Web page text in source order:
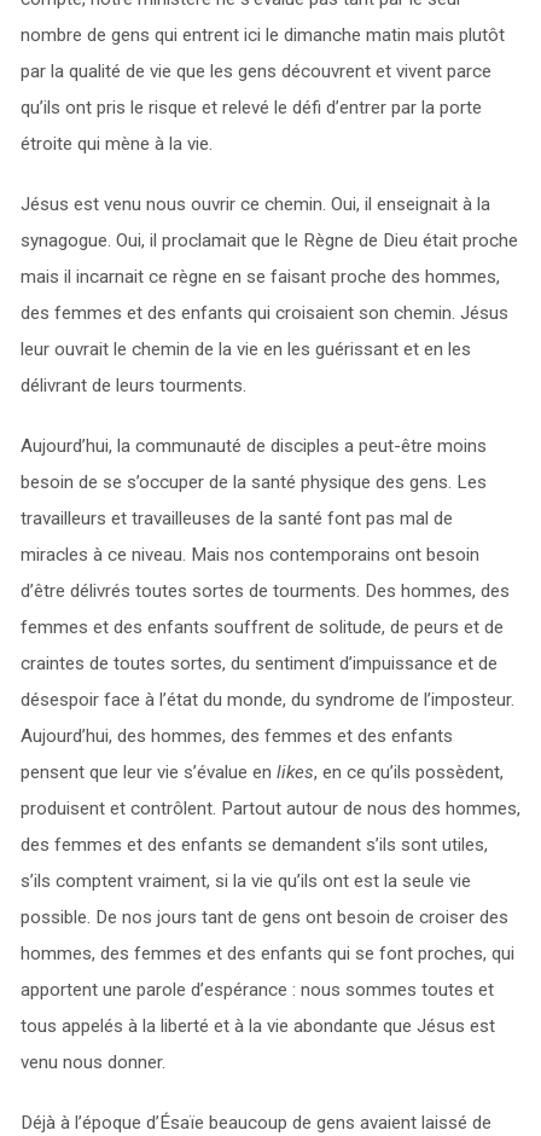
nombre de gens qui entrent ici le dimanche matin mais plutôt
par la qualité de vie que les gens découvrent et vivent parce
qu’ils ont pris le risque et relevé le défi d’entrer par la porte
étroite qui mène à la vie.
Jésus est venu nous ouvrir ce chemin. Oui, il enseignait à la
synagogue. Oui, il proclamait que le Règne de Dieu était proche
mais il incarnait ce règne en se faisant proche des hommes,
des femmes et des enfants qui croisaient son chemin. Jésus
leur ouvrait le chemin de la vie en les guérissant et en les
délivrant de leurs tourments.
Aujourd’hui, la communauté de disciples a peut-être moins
besoin de se s’occuper de la santé physique des gens. Les
travailleurs et travailleuses de la santé font pas mal de
miracles à ce niveau. Mais nos contemporains ont besoin
d’être délivrés toutes sortes de tourments. Des hommes, des
femmes et des enfants souffrent de solitude, de peurs et de
craintes de toutes sortes, du sentiment d’impuissance et de
désespoir face à l’état du monde, du syndrome de l’imposteur.
Aujourd’hui, des hommes, des femmes et des enfants
pensent que leur vie s’évalue en likes, en ce qu’ils possèdent,
produisent et contrôlent. Partout autour de nous des hommes,
des femmes et des enfants se demandent s’ils sont utiles,
s’ils comptent vraiment, si la vie qu’ils ont est la seule vie
possible. De nos jours tant de gens ont besoin de croiser des
hommes, des femmes et des enfants qui se font proches, qui
apportent une parole d’espérance : nous sommes toutes et
tous appelés à la liberté et à la vie abondante que Jésus est
venu nous donner.
Déjà à l’époque d’Ésaïe beaucoup de gens avaient laissé de